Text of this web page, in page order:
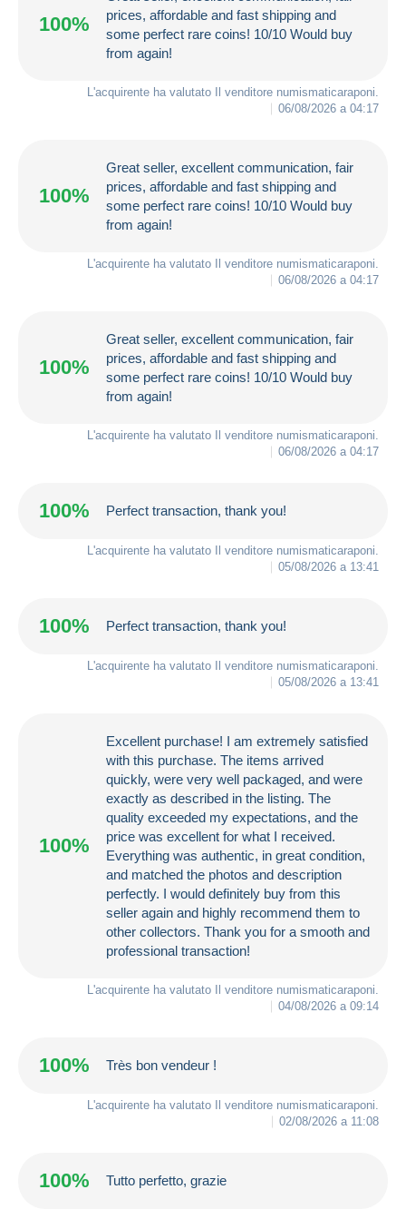
100%
prices, affordable and fast shipping and
some perfect rare coins! 10/10 Would buy
from again!
L'acquirente ha valutato Il venditore numismaticaraponi
06/08/2026 a 04:17
100%
Great seller, excellent communication, fair
prices, affordable and fast shipping and
some perfect rare coins! 10/10 Would buy
from again!
L'acquirente ha valutato Il venditore numismaticaraponi
06/08/2026 a 04:17
100%
Great seller, excellent communication, fair
prices, affordable and fast shipping and
some perfect rare coins! 10/10 Would buy
from again!
L'acquirente ha valutato Il venditore numismaticaraponi
06/08/2026 a 04:17
100% Perfect transaction, thank you!
L'acquirente ha valutato Il venditore numismaticaraponi
05/08/2026 a 13:41
100% Perfect transaction, thank you!
L'acquirente ha valutato Il venditore numismaticaraponi
05/08/2026 a 13:41
100%
Excellent purchase! I am extremely satisfied
with this purchase. The items arrived
quickly, were very well packaged, and were
exactly as described in the listing. The
quality exceeded my expectations, and the
price was excellent for what I received.
Everything was authentic, in great condition,
and matched the photos and description
perfectly. I would definitely buy from this
seller again and highly recommend them to
other collectors. Thank you for a smooth and
professional transaction!
L'acquirente ha valutato Il venditore numismaticaraponi
04/08/2026 a 09:14
100% Très bon vendeur !
L'acquirente ha valutato Il venditore numismaticaraponi
02/08/2026 a 11:08
100% Tutto perfetto, grazie